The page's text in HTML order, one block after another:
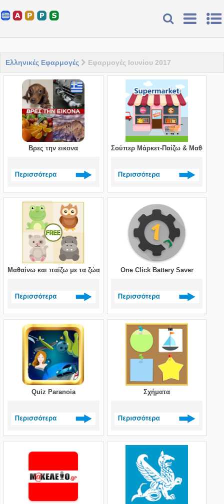
Ελληνικές Εφαρμογές Εφαρμογές Ιουνίου 2017
Βρες την εικονα
Δείτε περισσότερα >
Σούπερ Μάρκετ-Παίζω & Μαθαίνω
Μαθαίνω και παίζω με τα ζώα
Δείτε περισσότερα >
One Click Battery Saver
Δείτε περισσότερα >
Quiz Paranoia Σχήματα
Δείτε περισσότερα >